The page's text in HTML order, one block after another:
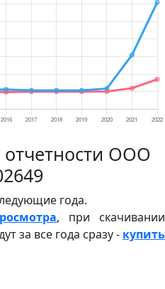
ООО
года.
, при скачивании
за все года сразу - купить